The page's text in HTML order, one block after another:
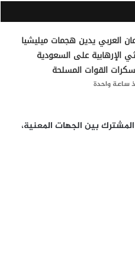
العربي يدين هجمات ميليشيا
الإرهابية على السعودية
القوات المسلحة
ساعة واحدة
بين الجهات المعنية،